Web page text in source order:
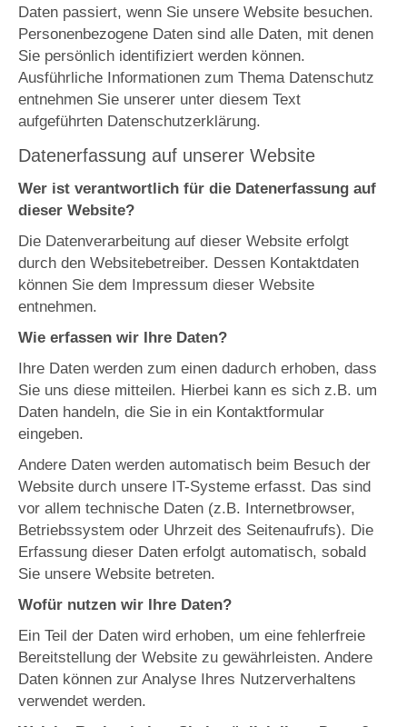
Daten passiert, wenn Sie unsere Website besuchen.
Personenbezogene Daten sind alle Daten, mit denen
Sie persönlich identifiziert werden können.
Ausführliche Informationen zum Thema Datenschutz
entnehmen Sie unserer unter diesem Text
aufgeführten Datenschutzerklärung.
Datenerfassung auf unserer Website
Wer ist verantwortlich für die Datenerfassung auf
dieser Website?
Die Datenverarbeitung auf dieser Website erfolgt
durch den Websitebetreiber. Dessen Kontaktdaten
können Sie dem Impressum dieser Website
entnehmen.
Wie erfassen wir Ihre Daten?
Ihre Daten werden zum einen dadurch erhoben, dass
Sie uns diese mitteilen. Hierbei kann es sich z.B. um
Daten handeln, die Sie in ein Kontaktformular
eingeben.
Andere Daten werden automatisch beim Besuch der
Website durch unsere IT-Systeme erfasst. Das sind
vor allem technische Daten (z.B. Internetbrowser,
Betriebssystem oder Uhrzeit des Seitenaufrufs). Die
Erfassung dieser Daten erfolgt automatisch, sobald
Sie unsere Website betreten.
Wofür nutzen wir Ihre Daten?
Ein Teil der Daten wird erhoben, um eine fehlerfreie
Bereitstellung der Website zu gewährleisten. Andere
Daten können zur Analyse Ihres Nutzerverhaltens
verwendet werden.